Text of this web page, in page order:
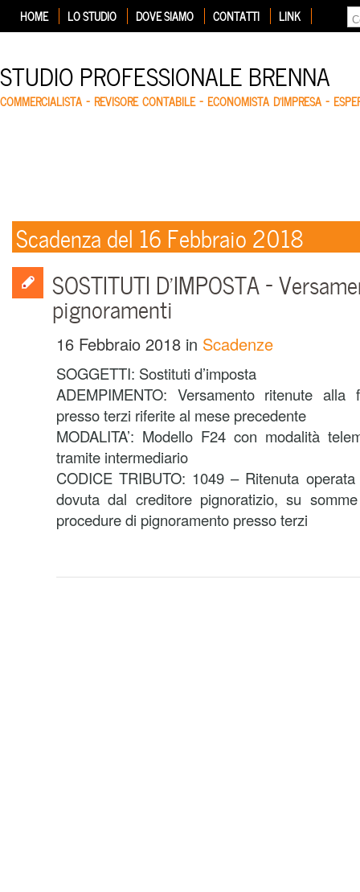
HOME LO STUDIO DOVE SIAMO CONTATTI LINK
STUDIO PROFESSIONALE BRENNA
COMMERCIALISTA – REVISORE CONTABILE – ECONOMISTA D'IMPRESA –
Scadenza del 16 Febbraio 2018
SOSTITUTI D’IMPOSTA –
pignoramenti
16 Febbraio 2018 in Scadenze
SOGGETTI: Sostituti d’imposta
ADEMPIMENTO: Versamento ritenute alla
presso terzi riferite al mese precedente
MODALITA’: Modello F24 con modalità
tramite intermediario
CODICE TRIBUTO: 1049 – Ritenuta
dovuta dal creditore pignoratizio, su
procedure di pignoramento presso terzi